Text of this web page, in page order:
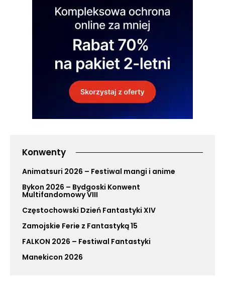
Konwenty
Animatsuri 2026 – Festiwal mangi i anime
Bykon 2026 – Bydgoski Konwent
Multifandomowy VIII
Częstochowski Dzień Fantastyki XIV
Zamojskie Ferie z Fantastyką 15
FALKON 2026 – Festiwal Fantastyki
Manekicon 2026